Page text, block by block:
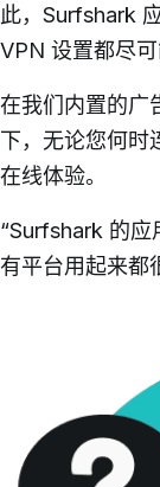
此，Surfshark
VPN 设置都尽可
在我们内置的广
下，无论您何时
在线体验。
“Surfshark 的应
有平台用起来